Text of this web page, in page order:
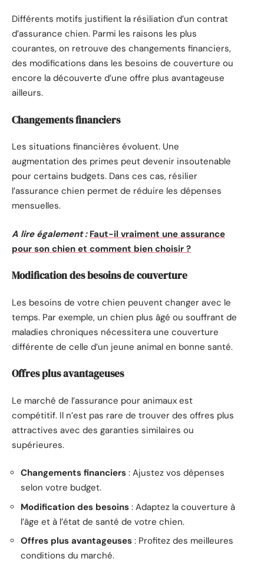
Différents motifs justifient la résiliation d’un contrat
d’assurance chien. Parmi les raisons les plus
courantes, on retrouve des changements financiers,
des modifications dans les besoins de couverture ou
encore la découverte d’une offre plus avantageuse
ailleurs.
Changements financiers
Les situations financières évoluent. Une
augmentation des primes peut devenir insoutenable
pour certains budgets. Dans ces cas, résilier
l’assurance chien permet de réduire les dépenses
mensuelles.
A lire également : Faut-il vraiment une assurance
pour son chien et comment bien choisir ?
Modification des besoins de couverture
Les besoins de votre chien peuvent changer avec le
temps. Par exemple, un chien plus âgé ou souffrant de
maladies chroniques nécessitera une couverture
différente de celle d’un jeune animal en bonne santé.
Offres plus avantageuses
Le marché de l’assurance pour animaux est
compétitif. Il n’est pas rare de trouver des offres plus
attractives avec des garanties similaires ou
supérieures.
Changements financiers : Ajustez vos dépenses
selon votre budget.
Modification des besoins : Adaptez la couverture à
l’âge et à l’état de santé de votre chien.
Offres plus avantageuses : Profitez des meilleures
conditions du marché.